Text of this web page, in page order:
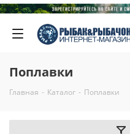
Поплавки
Главная - Каталог - Поплавки